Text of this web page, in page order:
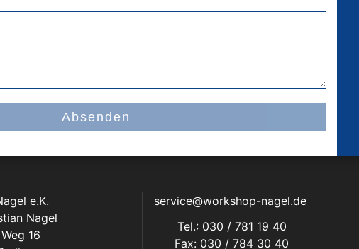
Absenden
e.K.
Nagel
16
service@workshop-nagel.de
Tel.: 030 / 781 19 40
Fax: 030 / 784 30 40